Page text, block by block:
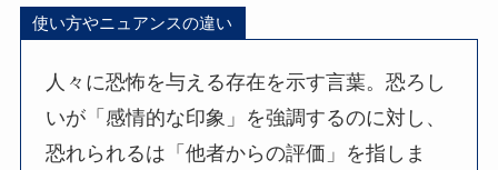
使い方やニュアンスの違い
人々に恐怖を与える存在を示す言葉。恐ろし
いが「感情的な印象」を強調するのに対し、
恐れられるは「他者からの評価」を指しま